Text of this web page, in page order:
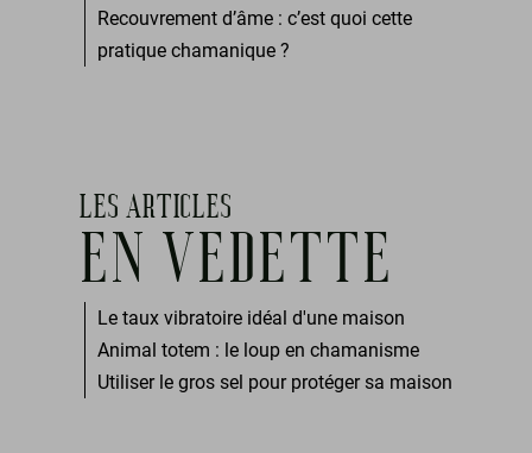
Recouvrement d’âme : c’est quoi cette
pratique chamanique ?
LES ARTICLES
EN VEDETTE
Le taux vibratoire idéal d'une maison
Animal totem : le loup en chamanisme
Utiliser le gros sel pour protéger sa maison